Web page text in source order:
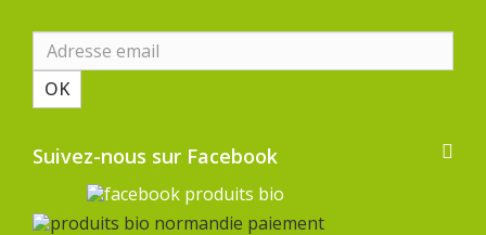
OK
Suivez-nous sur Facebook